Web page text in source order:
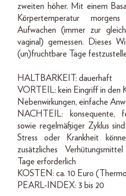
zweiten höher. Mit einem
Körpertemperatur
Aufwachen (immer zur
vaginal) gemessen. Dieses
(un)fruchtbare Tage
HALTBARKEIT: dauerhaft
VORTEIL: kein Eingriff in den
Nebenwirkungen, einfache
NACHTEIL: konsequente,
sowie regelmäßiger Zyklus
Stress oder Krankheit
zusätzliches
Tage erforderlich
KOSTEN: ca. 10 Euro
PEARL-INDEX: 3 bis 20